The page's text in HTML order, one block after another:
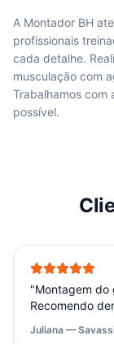
A Montador BH
profissionais
cada detalhe.
musculação com
Trabalhamos com
possível.
"Montagem do
Recomendo
Juliana —